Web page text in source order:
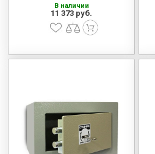
В наличии
11 373 руб.